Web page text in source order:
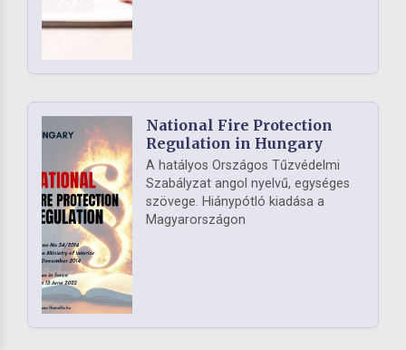
National Fire Protection
Regulation in Hungary
A hatályos Országos Tűzvédelmi
Szabályzat angol nyelvű, egységes
szövege. Hiánypótló kiadása a
Magyarországon